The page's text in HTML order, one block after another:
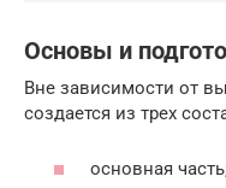
Основы и
Вне зависимости от
создается из трех
основная